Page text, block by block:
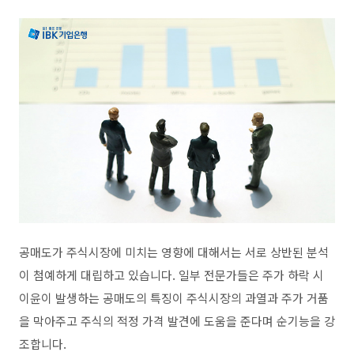
공매도가 주식시장에 미치는 영향에 대해서는 서로 상반된 분석
이 첨예하게 대립하고 있습니다. 일부 전문가들은 주가 하락 시
이윤이 발생하는 공매도의 특징이 주식시장의 과열과 주가 거품
을 막아주고 주식의 적정 가격 발견에 도움을 준다며 순기능을 강
조합니다.